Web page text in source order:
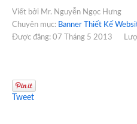
Viết bởi Mr. Nguyễn Ngọc Hưng
Chuyên mục: Banner Thiết Kế
Được đăng: 07 Tháng 5 2013
Tweet